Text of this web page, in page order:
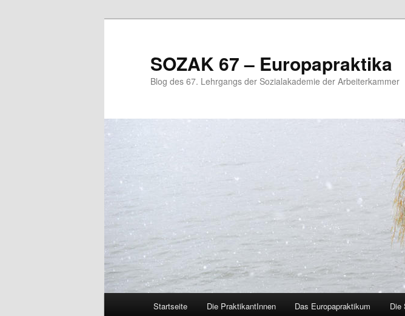
SOZAK 67 – Europapraktika
Blog des 67. Lehrgangs der Sozialakademie der Arbeiterkammer
Startseite Die PraktikantInnen Das Europapraktikum Die